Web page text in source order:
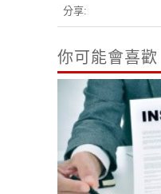
分享:
你可能會喜歡